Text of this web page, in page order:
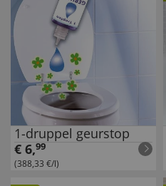
1-druppel geurstop
€ 6,99
(388,33 €/l)